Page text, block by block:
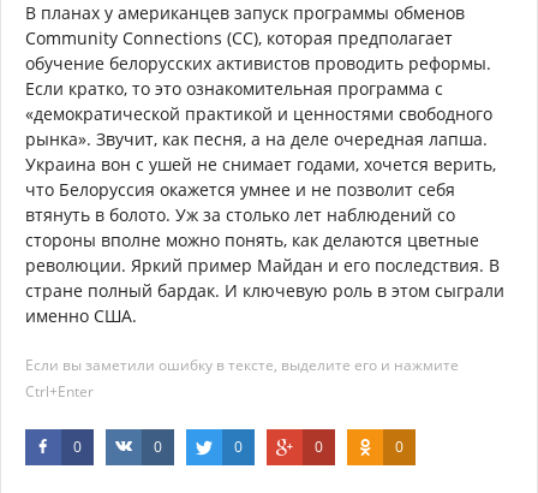
В планах у американцев запуск программы обменов
Community Connections (CC), которая предполагает
обучение белорусских активистов проводить реформы.
Если кратко, то это ознакомительная программа с
«демократической практикой и ценностями свободного
рынка». Звучит, как песня, а на деле очередная лапша.
Украина вон с ушей не снимает годами, хочется верить,
что Белоруссия окажется умнее и не позволит себя
втянуть в болото. Уж за столько лет наблюдений со
стороны вполне можно понять, как делаются цветные
революции. Яркий пример Майдан и его последствия. В
стране полный бардак. И ключевую роль в этом сыграли
именно США.
Если вы заметили ошибку в тексте, выделите его и нажмите
Ctrl+Enter
0 0 0 0 0